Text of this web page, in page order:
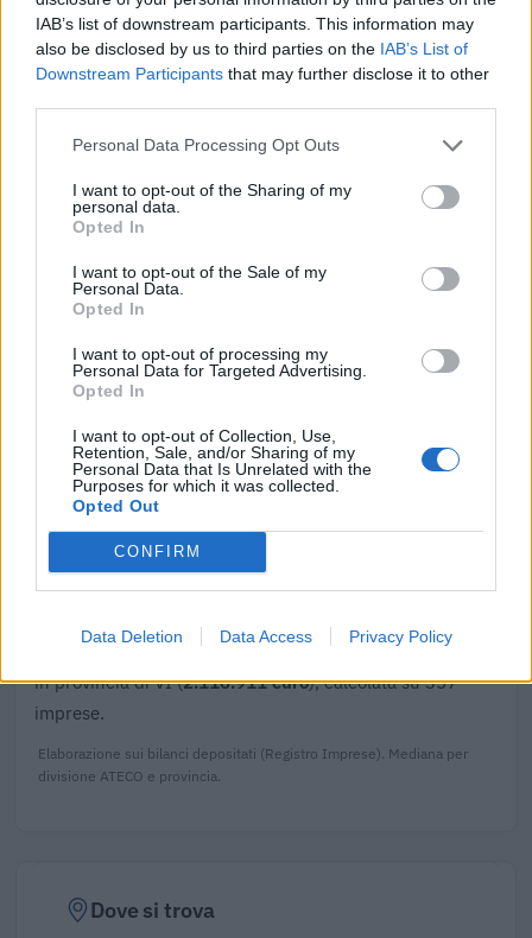
IAB’s list of downstream participants. This information may
also be disclosed by us to third parties on the IAB’s List of
Downstream Participants that may further disclose it to other
Personal Data Processing Opt Outs
I want to opt-out of the Sharing of my
personal data.
Opted In
I want to opt-out of the Sale of my
Personal Data.
Opted In
I want to opt-out of processing my
Personal Data for Targeted Advertising.
Opted In
I want to opt-out of Collection, Use,
Retention, Sale, and/or Sharing of my
Personal Data that Is Unrelated with the
Purposes for which it was collected.
Opted Out
CONFIRM
Data Deletion Data Access Privacy Policy
COVID-19 [con mo
agenzia delle entrate
1.038 euro
2022-02-19
Esonero dal versamento dei contributi previdenziali
per aziende che non richiedono trattamenti di cassa
integrazione
inps
2.783 euro
2020-12-20
COVID-19: Fondo di garanzia PMI Aiuto di stato SA.
Banca del Mezzogiorno MedioCredito Centrale S.p.A.
202.014 euro
Fonte:Registro Nazionale Aiuti di Stato (RNA)
IODL 2.0. Dati aggiornati al 2026-07-02.
Confronto di settore
superiore allamediana delle aziende dello stesso settore
in provincia di VI (2.116.911 euro), calcolata su 357
imprese.
Elaborazione sui bilanci depositati (Registro Imprese). Mediana per
divisione ATECO e provincia.
Dove si trova